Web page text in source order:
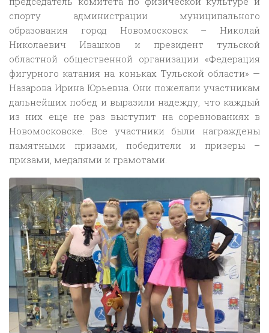
спорту администрации муниципального
образования город Новомосковск – Николай
Николаевич Ивашков и президент тульской
областной общественной организации «Федерация
фигурного катания на коньках Тульской области» —
Назарова Ирина Юрьевна. Они пожелали участникам
дальнейших побед и выразили надежду, что каждый
из них еще не раз выступит на соревнованиях в
Новомосковске. Все участники были награждены
памятными призами, победители и призеры –
призами, медалями и грамотами.